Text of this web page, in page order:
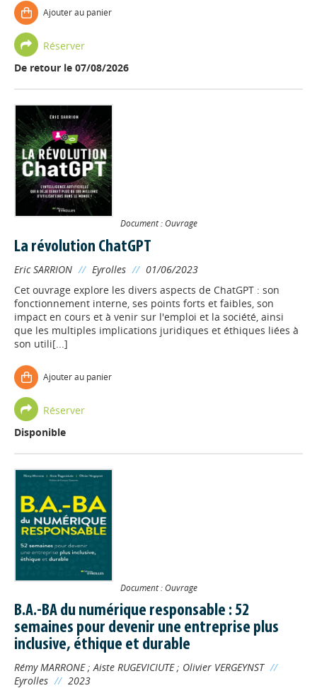
Ajouter au panier
Réserver
De retour le 07/08/2026
Document : Ouvrage
La révolution ChatGPT
Eric SARRION // Eyrolles // 01/06/2023
Cet ouvrage explore les divers aspects de ChatGPT : son
fonctionnement interne, ses points forts et faibles, son
impact en cours et à venir sur l'emploi et la société, ainsi
que les multiples implications juridiques et éthiques liées à
son utili[...]
Ajouter au panier
Réserver
Disponible
Document : Ouvrage
B.A.-BA du numérique responsable : 52
semaines pour devenir une entreprise plus
inclusive, éthique et durable
Rémy MARRONE;Aiste RUGEVICIUTE; Olivier VERGEYNST //
Eyrolles // 2023